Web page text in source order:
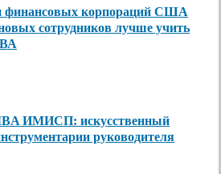
финансовых корпораций США
сотрудников лучше учить
ИМИСП: искусственный
руководителя